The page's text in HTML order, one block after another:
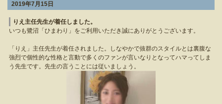
2019年7月15日
りえ主任先生が着任しました。
いつも鷺沼「ひまわり」をご利用いただき誠にありがとうございます。
「りえ」主任先生が着任されました。しなやかで抜群のスタイルとは裏腹な
強烈で個性的な性格と言動で多くのファンが言いなりとなってハマってしま
う先生です。先生の言うことには従いましょう。